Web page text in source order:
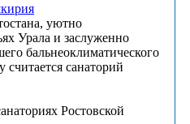
уютно
Урала и заслуженно
бальнеоклиматического
считается санаторий